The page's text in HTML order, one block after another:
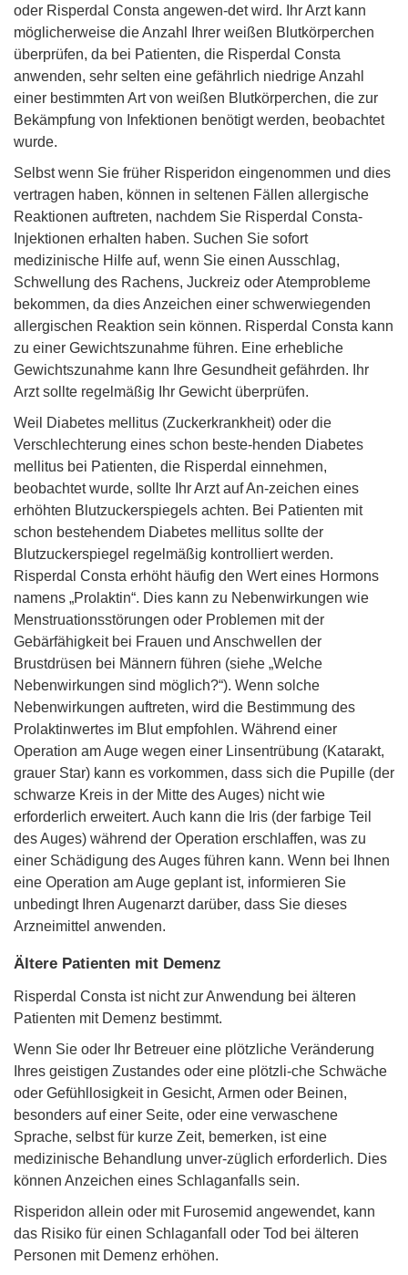
oder Risperdal Consta angewen-det wird. Ihr Arzt kann
möglicherweise die Anzahl Ihrer weißen Blutkörperchen
überprüfen, da bei Patienten, die Risperdal Consta
anwenden, sehr selten eine gefährlich niedrige Anzahl
einer bestimmten Art von weißen Blutkörperchen, die zur
Bekämpfung von Infektionen benötigt werden, beobachtet
wurde.
Selbst wenn Sie früher Risperidon eingenommen und dies
vertragen haben, können in seltenen Fällen allergische
Reaktionen auftreten, nachdem Sie Risperdal Consta-
Injektionen erhalten haben. Suchen Sie sofort
medizinische Hilfe auf, wenn Sie einen Ausschlag,
Schwellung des Rachens, Juckreiz oder Atemprobleme
bekommen, da dies Anzeichen einer schwerwiegenden
allergischen Reaktion sein können. Risperdal Consta kann
zu einer Gewichtszunahme führen. Eine erhebliche
Gewichtszunahme kann Ihre Gesundheit gefährden. Ihr
Arzt sollte regelmäßig Ihr Gewicht überprüfen.
Weil Diabetes mellitus (Zuckerkrankheit) oder die
Verschlechterung eines schon beste-henden Diabetes
mellitus bei Patienten, die Risperdal einnehmen,
beobachtet wurde, sollte Ihr Arzt auf An-zeichen eines
erhöhten Blutzuckerspiegels achten. Bei Patienten mit
schon bestehendem Diabetes mellitus sollte der
Blutzuckerspiegel regelmäßig kontrolliert werden.
Risperdal Consta erhöht häufig den Wert eines Hormons
namens „Prolaktin“. Dies kann zu Nebenwirkungen wie
Menstruationsstörungen oder Problemen mit der
Gebärfähigkeit bei Frauen und Anschwellen der
Brustdrüsen bei Männern führen (siehe „Welche
Nebenwirkungen sind möglich?“). Wenn solche
Nebenwirkungen auftreten, wird die Bestimmung des
Prolaktinwertes im Blut empfohlen. Während einer
Operation am Auge wegen einer Linsentrübung (Katarakt,
grauer Star) kann es vorkommen, dass sich die Pupille (der
schwarze Kreis in der Mitte des Auges) nicht wie
erforderlich erweitert. Auch kann die Iris (der farbige Teil
des Auges) während der Operation erschlaffen, was zu
einer Schädigung des Auges führen kann. Wenn bei Ihnen
eine Operation am Auge geplant ist, informieren Sie
unbedingt Ihren Augenarzt darüber, dass Sie dieses
Arzneimittel anwenden.
Ältere Patienten mit Demenz
Risperdal Consta ist nicht zur Anwendung bei älteren
Patienten mit Demenz bestimmt.
Wenn Sie oder Ihr Betreuer eine plötzliche Veränderung
Ihres geistigen Zustandes oder eine plötzli-che Schwäche
oder Gefühllosigkeit in Gesicht, Armen oder Beinen,
besonders auf einer Seite, oder eine verwaschene
Sprache, selbst für kurze Zeit, bemerken, ist eine
medizinische Behandlung unver-züglich erforderlich. Dies
können Anzeichen eines Schlaganfalls sein.
Risperidon allein oder mit Furosemid angewendet, kann
das Risiko für einen Schlaganfall oder Tod bei älteren
Personen mit Demenz erhöhen.